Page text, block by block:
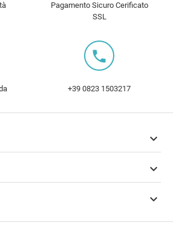
Pagamento Sicuro Cerificato
SSL
local_phone
+39 0823 1503217


